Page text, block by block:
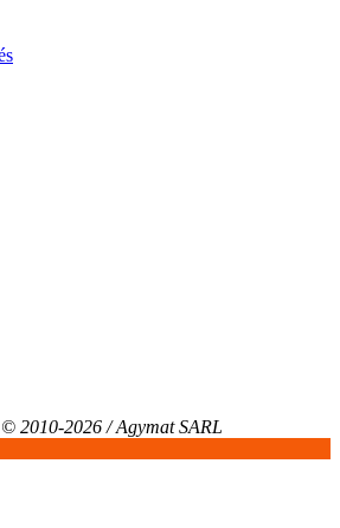
2010-2026 / Agymat SARL